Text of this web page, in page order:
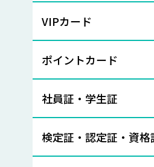
VIPカード
ポイントカード
社員証・学生証
検定証・認定証・資格